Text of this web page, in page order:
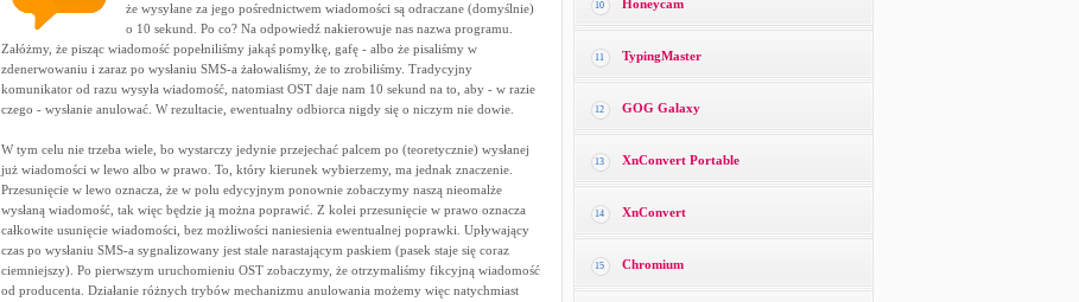
że wysyłane za jego pośrednictwem wiadomości są odraczane (domyślnie)
o 10 sekund. Po co? Na odpowiedź nakierowuje nas nazwa programu.
Załóżmy, że pisząc wiadomość popełniliśmy jakąś pomyłkę, gafę - albo że pisaliśmy w
zdenerwowaniu i zaraz po wysłaniu SMS-a żałowaliśmy, że to zrobiliśmy. Tradycyjny
komunikator od razu wysyła wiadomość, natomiast OST daje nam 10 sekund na to, aby - w razie
czego - wysłanie anulować. W rezultacie, ewentualny odbiorca nigdy się o niczym nie dowie.
W tym celu nie trzeba wiele, bo wystarczy jedynie przejechać palcem po (teoretycznie) wysłanej
już wiadomości w lewo albo w prawo. To, który kierunek wybierzemy, ma jednak znaczenie.
Przesunięcie w lewo oznacza, że w polu edycyjnym ponownie zobaczymy naszą nieomalże
wysłaną wiadomość, tak więc będzie ją można poprawić. Z kolei przesunięcie w prawo oznacza
całkowite usunięcie wiadomości, bez możliwości naniesienia ewentualnej poprawki. Upływający
czas po wysłaniu SMS-a sygnalizowany jest stale narastającym paskiem (pasek staje się coraz
ciemniejszy). Po pierwszym uruchomieniu OST zobaczymy, że otrzymaliśmy fikcyjną wiadomość
od producenta. Działanie różnych trybów mechanizmu anulowania możemy więc natychmiast
10 Honeycam
11 TypingMaster
12 GOG Galaxy
13 XnConvert Portable
14 XnConvert
15 Chromium